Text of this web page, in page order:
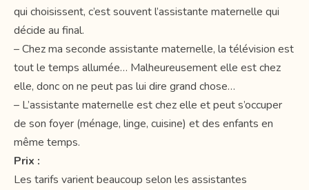
qui choisissent, c’est souvent l’assistante maternelle qui
décide au final.
– Chez ma seconde assistante maternelle, la télévision est
tout le temps allumée… Malheureusement elle est chez
elle, donc on ne peut pas lui dire grand chose…
– L’assistante maternelle est chez elle et peut s’occuper
de son foyer (ménage, linge, cuisine) et des enfants en
même temps.
Prix :
Les tarifs varient beaucoup selon les assistantes